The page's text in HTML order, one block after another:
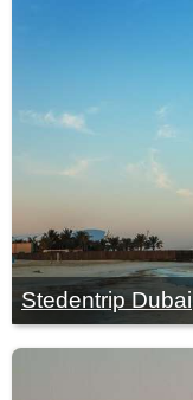
Stedentrip Dubai